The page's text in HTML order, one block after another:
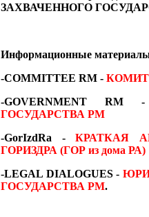
ЗАХВАЧЕННОГО
Информационные
-COMMITTEE RM -
-GOVERNMENT
ГОСУДАРСТВА РМ
-GorIzdRa -КРАТКАЯ
ГОРИЗДРА (ГОР из дома РА)
-LEGAL DIALOGUES -
ГОСУДАРСТВА РМ.